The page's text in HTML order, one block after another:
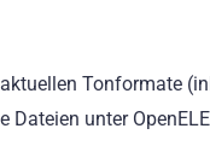
Tonformate
unter